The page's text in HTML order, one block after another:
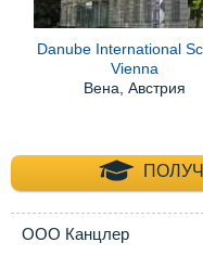
Danube International
Vienna
Вена, Австрия
ООО Канцлер